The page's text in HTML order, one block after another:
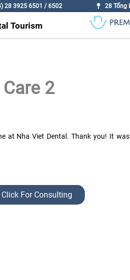
28 3925 6501 / 6502 28 Tống
Tourism
2
at Nha Viet Dental. Thank you! It
Click For Consulting